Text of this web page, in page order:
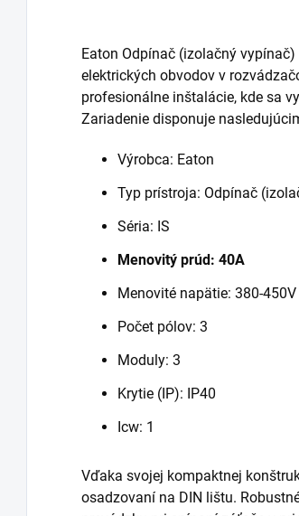
Eaton Odpínač (izolačný
elektrických obvodov v
profesionálne inštalácie, kde sa
Zariadenie disponuje
Výrobca: Eaton
Typ prístroja: Odpínač
Séria: IS
Menovitý prúd: 40A
Menovité napätie: 380-450V
Počet pólov: 3
Moduly: 3
Krytie (IP): IP40
Icw: 1
Vďaka svojej kompaktnej
osadzovaní na DIN lištu.